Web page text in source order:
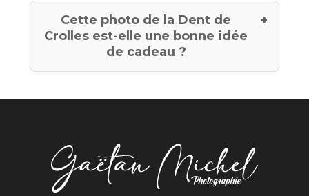
Cette photo de la Dent de
Crolles est-elle une bonne idée
de cadeau ?